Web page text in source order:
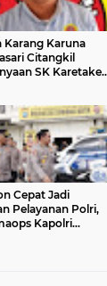
Karang Karuna
Citangkil
SK Karetaker
Cepat Jadi
Pelayanan Polri,
Kapolri